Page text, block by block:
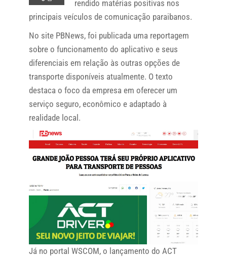
rendido matérias positivas nos
principais veículos de comunicação paraibanos.
No site PBNews, foi publicada uma reportagem
sobre o funcionamento do aplicativo e seus
diferenciais em relação às outras opções de
transporte disponíveis atualmente. O texto
destaca o foco da empresa em oferecer um
serviço seguro, econômico e adaptado à
realidade local.
Já no portal WSCOM, o lançamento do ACT